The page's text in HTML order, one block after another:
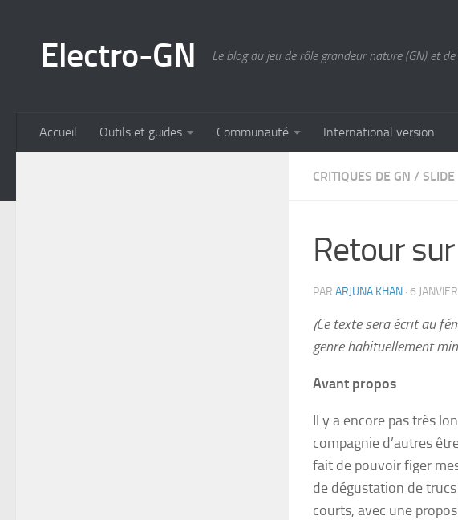
Electro-GN Le blog du jeu de rôle grandeur nature (GN) et
Accueil Outils et guides Communauté International version
CRITIQUES DE GN / SLIDE
Retour
PAR ARJUNA KHAN · 6
(Ce texte sera écrit au
genre habituellement
Avant propos
Il y a encore pas très
compagnie d’autres
fait de pouvoir figer
de dégustation de
courts, avec une